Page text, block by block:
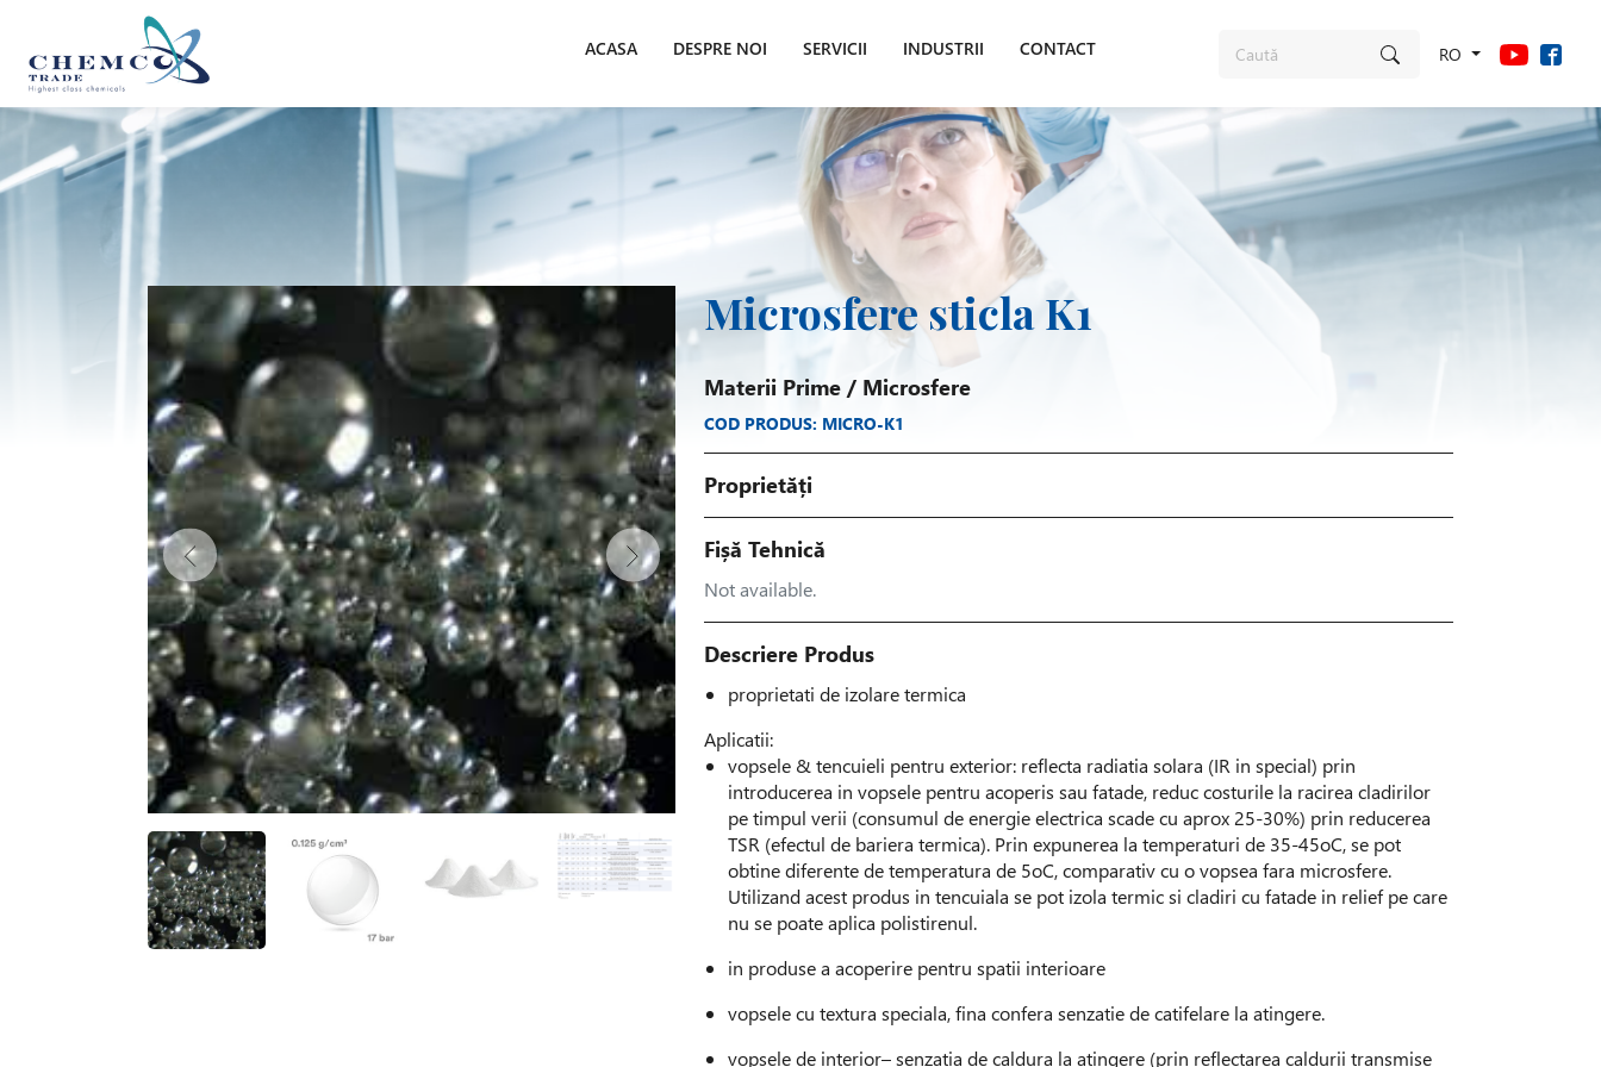
RO
ACASA DESPRE NOI SERVICII INDUSTRII CONTACT
Microsfere sticla K1
Materii Prime/ Microsfere
COD PRODUS: MICRO-K1
Proprietăți
Fișă Tehnică
Not available.
Descriere Produs
proprietati de izolare termica
Aplicatii:
vopsele & tencuieli pentru exterior: reflecta radiatia solara (IR in special) prin
introducerea in vopsele pentru acoperis sau fatade, reduc costurile la racirea cladirilor
pe timpul verii (consumul de energie electrica scade cu aprox 25-30%) prin reducerea
TSR (efectul de bariera termica). Prin expunerea la temperaturi de 35-45oC, se pot
obtine diferente de temperatura de 5oC, comparativ cu o vopsea fara microsfere.
Utilizand acest produs in tencuiala se pot izola termic si cladiri cu fatade in relief pe care
nu se poate aplica polistirenul.
in produse a acoperire pentru spatii interioare
vopsele cu textura speciala, fina confera senzatie de catifelare la atingere.
vopsele de interior– senzatia de caldura la atingere (prin reflectarea caldurii transmise